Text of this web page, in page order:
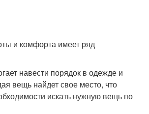
и комфорта имеет ряд
навести порядок в одежде и
вещь найдет свое место, что
искать нужную вещь по